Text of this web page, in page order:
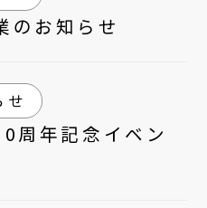
のお知らせ
せ
周年記念イベン